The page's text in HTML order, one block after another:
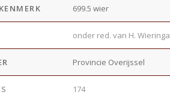
699.5 wier
onder red. van H. Wieringa
Provincie Overijssel
174